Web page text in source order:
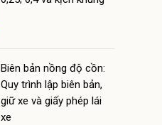
Biên bản nồng độ cồn:
Quy trình lập biên bản,
giữ xe và giấy phép lái
xe